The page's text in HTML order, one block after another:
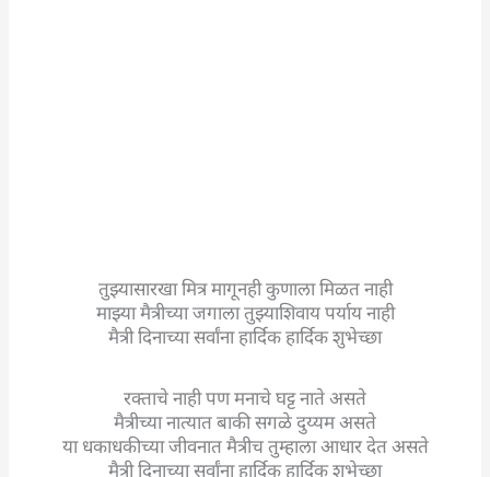
तुझ्यासारखा मित्र मागूनही कुणाला मिळत नाही
माझ्या मैत्रीच्या जगाला तुझ्याशिवाय पर्याय नाही
मैत्री दिनाच्या सर्वांना हार्दिक हार्दिक शुभेच्छा
रक्ताचे नाही पण मनाचे घट्ट नाते असते
मैत्रीच्या नात्यात बाकी सगळे दुय्यम असते
या धकाधकीच्या जीवनात मैत्रीच तुम्हाला आधार देत असते
मैत्री दिनाच्या सर्वांना हार्दिक हार्दिक शुभेच्छा